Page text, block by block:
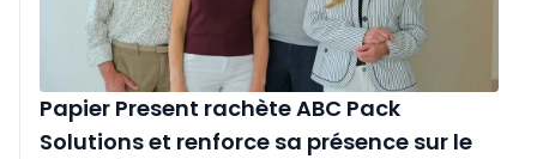
Papier Present rachète ABC Pack
Solutions et renforce sa présence sur le